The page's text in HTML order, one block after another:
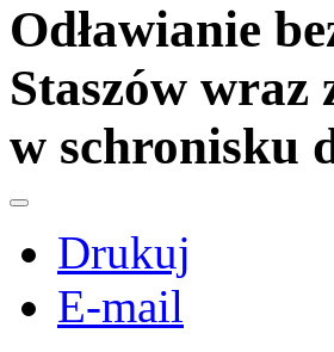
Odławianie
Staszów wraz
w schronisku
Drukuj
E-mail